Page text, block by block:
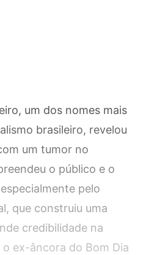
um dos nomes mais
brasileiro, revelou
um tumor no
o público e o
pelo
que construiu uma
credibilidade na
ex-âncora do Bom Dia